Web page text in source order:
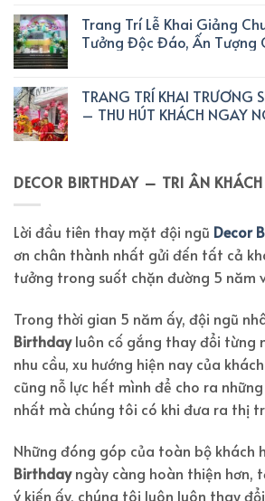
Trang Trí Lễ Khai Giảng
Tưởng Độc Đáo, Ấn Tượng
TRANG TRÍ KHAI TRƯƠNG
– THU HÚT KHÁCH NGAY
DECOR BIRTHDAY – TRI ÂN
Lời đầu tiên thay mặt đội ngũ Decor
ơn chân thành nhất gửi đến tất cả
tưởng trong suốt chặn đường 5 năm
Trong thời gian 5 năm ấy, đội ngũ
Birthdayluôn cố gắng thay đổi từng
nhu cầu, xu hướng hiện nay của
cũng nỗ lực hết mình để cho ra
nhất mà chúng tôi có khi đưa ra thị
Những đóng góp của toàn bộ khách
Birthdayngày càng hoàn thiện hơn,
ý kiến ấy, chúng tôi luôn luôn thay